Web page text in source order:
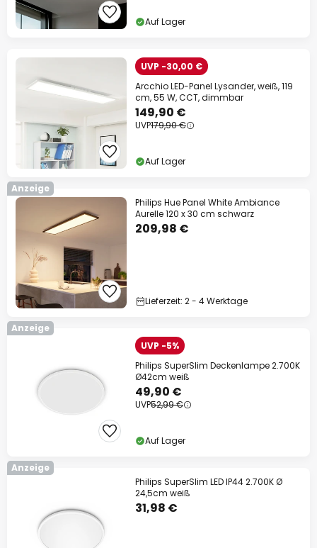
Auf Lager
UVP -30,00 €
Arcchio LED-Panel Lysander, weiß, 119
cm, 55 W, CCT, dimmbar
149,90 €
UVP179,90 €
Auf Lager
Anzeige
Philips Hue Panel White Ambiance
Aurelle 120 x 30 cm schwarz
209,98 €
Lieferzeit: 2 - 4 Werktage
Anzeige
UVP -5%
Philips SuperSlim Deckenlampe 2.700K
Ø42cm weiß
49,90 €
UVP52,99 €
Auf Lager
Anzeige
Philips SuperSlim LED IP44 2.700K Ø
24,5cm weiß
31,98 €